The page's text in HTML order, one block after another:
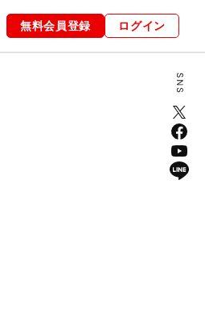
編集部 お知らせ
無料会員登録 ログイン